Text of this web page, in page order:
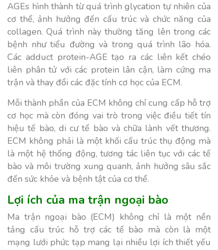
AGEs hình thành từ quá trình glycation tự nhiên của
cơ thể, ảnh hưởng đến cấu trúc và chức năng của
collagen. Quá trình này thường tăng lên trong các
bệnh như tiểu đường và trong quá trình lão hóa.
Các adduct protein-AGE tạo ra các liên kết chéo
liên phân tử với các protein lân cận, làm cứng ma
trận và thay đổi các đặc tính cơ học của ECM.
Mỗi thành phần của ECM không chỉ cung cấp hỗ trợ
cơ học mà còn đóng vai trò trong việc điều tiết tín
hiệu tế bào, di cư tế bào và chữa lành vết thương.
ECM không phải là một khối cấu trúc thụ động mà
là một hệ thống động, tương tác liên tục với các tế
bào và môi trường xung quanh, ảnh hưởng sâu sắc
đến sức khỏe và bệnh tật của cơ thể.
Lợi ích của ma trận ngoại bào
Ma trận ngoại bào (ECM) không chỉ là một nền
tảng cấu trúc hỗ trợ các tế bào mà còn là một
mạng lưới phức tạp mang lại nhiều lợi ích thiết yếu